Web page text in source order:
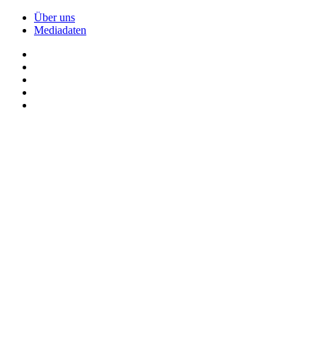
Über uns
Mediadaten